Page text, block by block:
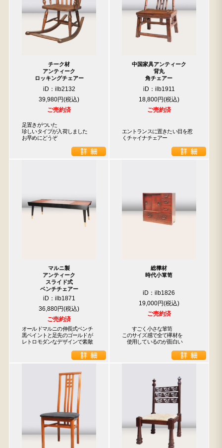
チーク材
アンティーク
ロッキングチェアー
iD：ilb2132
39,980円
ご売約済
足置きがついた
珍しいタイプが入荷しました
お早めにどうぞ
中国家具アンティーク
背丸
角チェアー
iD：ilb1911
18,800円
ご売約済
エントランスに置きたい目を惹
くチャイナチェアー
マルニ製
アンティーク
スライド式
ベンチチェアー
iD：ilb1871
36,880円
ご売約済
オールドマルニの伸長式ベンチ
黒ペイントと足先のゴールドが
レトロモダンなデザインで素敵
総﨔材
時代小箪笥
iD：ilb1826
19,000円
ご売約済
すごく小さな箪笥
このサイズ感で全て欅材を
使用しているのが面白い